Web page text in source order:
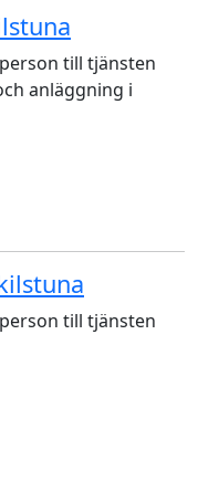
person till tjänsten
anläggning i
person till tjänsten